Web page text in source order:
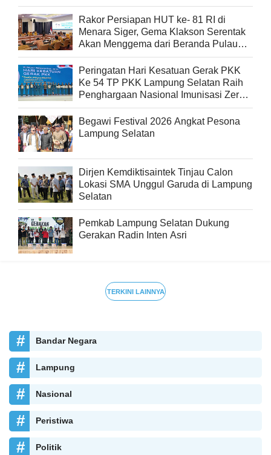
Rakor Persiapan HUT ke- 81 RI di
Menara Siger, Gema Klakson Serentak
Akan Menggema dari Beranda Pulau
Sumatra
Peringatan Hari Kesatuan Gerak PKK
Ke 54 TP PKK Lampung Selatan Raih
Penghargaan Nasional Imunisasi Zero
Dose
Begawi Festival 2026 Angkat Pesona
Lampung Selatan
Dirjen Kemdiktisaintek Tinjau Calon
Lokasi SMA Unggul Garuda di Lampung
Selatan
Pemkab Lampung Selatan Dukung
Gerakan Radin Inten Asri
TERKINI LAINNYA
Bandar Negara
Lampung
Nasional
Peristiwa
Politik